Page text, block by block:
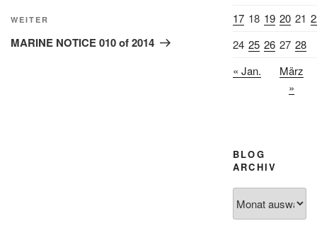
Nächster
Beitrag
WEITER
MARINE NOTICE 010 of 2014
17 18 19 20 21
24 25 26 27 28
« Jan.
März
»
BLOG
ARCHIV
Archiv